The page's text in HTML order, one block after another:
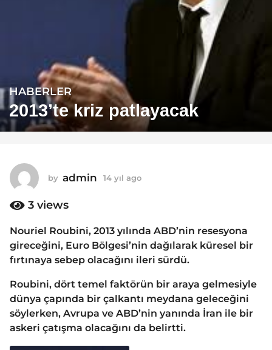
1
4
y
a
g
1
y
ı
l
a
g
o
HABERLER
2013’te kriz patlayacak
by admin 14 yıl ago
a
g
o
3 views
Nouriel Roubini, 2013 yılında ABD’nin resesyona
gireceğini, Euro Bölgesi’nin dağılarak küresel bir
fırtınaya sebep olacağını ileri sürdü.
Roubini, dört temel faktörün bir araya gelmesiyle
dünya çapında bir çalkantı meydana geleceğini
söylerken, Avrupa ve ABD’nin yanında İran ile bir
askeri çatışma olacağını da belirtti.